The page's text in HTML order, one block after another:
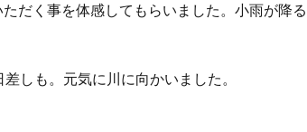
だく事を体感してもらいました。小雨が降る
しも。元気に川に向かいました。